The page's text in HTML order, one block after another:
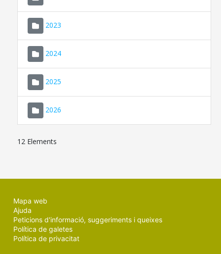
2023
2024
2025
2026
12 Elements
Mapa web
Ajuda
Peticions d'informació, suggeriments i queixes
Política de galetes
Política de privacitat